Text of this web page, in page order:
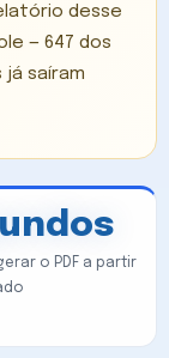
desse
— 647 dos
já saíram
o PDF a partir